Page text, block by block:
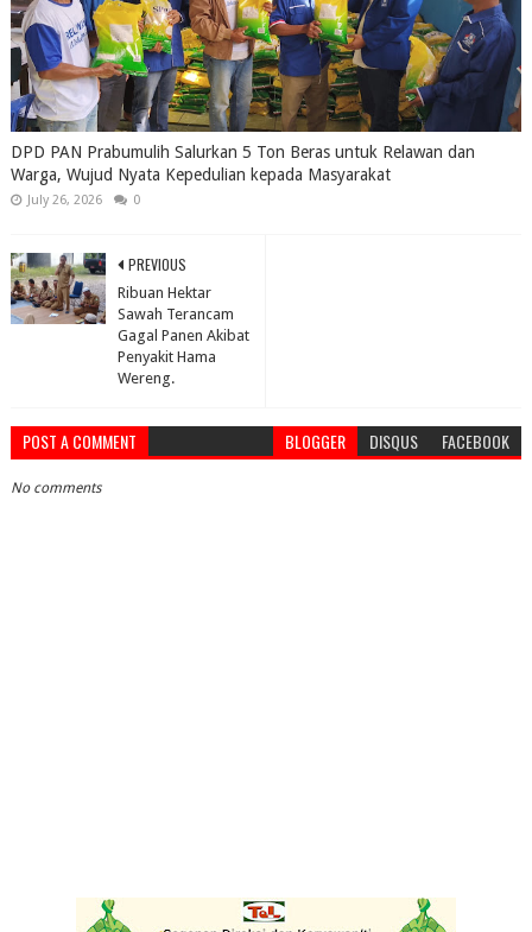
DPD PAN Prabumulih Salurkan 5 Ton Beras untuk Relawan dan
Warga, Wujud Nyata Kepedulian kepada Masyarakat
July 26, 2026 0
PREVIOUS
Ribuan Hektar
Sawah Terancam
Gagal Panen Akibat
Penyakit Hama
Wereng.
POST A COMMENT BLOGGER DISQUS FACEBOOK
No comments